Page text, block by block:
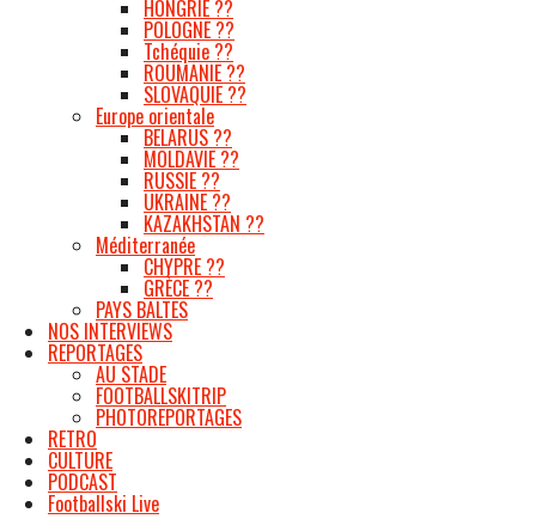
HONGRIE ??
POLOGNE ??
Tchéquie ??
ROUMANIE ??
SLOVAQUIE ??
Europe orientale
BELARUS ??
MOLDAVIE ??
RUSSIE ??
UKRAINE ??
KAZAKHSTAN ??
Méditerranée
CHYPRE ??
GRÈCE ??
PAYS BALTES
NOS INTERVIEWS
REPORTAGES
AU STADE
FOOTBALLSKITRIP
PHOTOREPORTAGES
RETRO
CULTURE
PODCAST
Footballski Live